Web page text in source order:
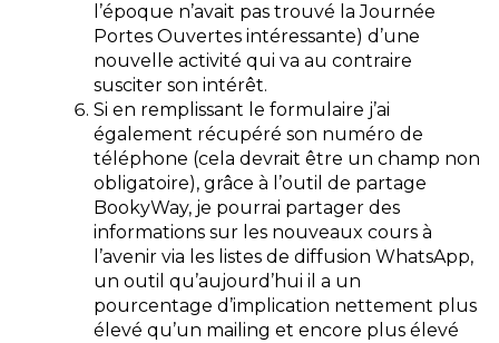
l’époque n’avait pas trouvé la Journée
Portes Ouvertes intéressante) d’une
nouvelle activité qui va au contraire
susciter son intérêt.
Si en remplissant le formulaire j’ai
également récupéré son numéro de
téléphone (cela devrait être un champ non
obligatoire), grâce à l’outil de partage
BookyWay,je pourrai partager des
informations sur les nouveaux cours à
l’avenir via les listes de diffusion WhatsApp,
un outil qu’aujourd’hui il a un
pourcentage d’implication nettement plus
élevé qu’un mailing et encore plus élevé